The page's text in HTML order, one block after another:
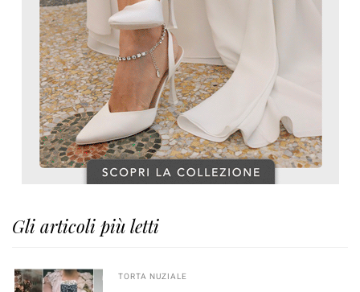
Gli articoli più letti
TORTA NUZIALE